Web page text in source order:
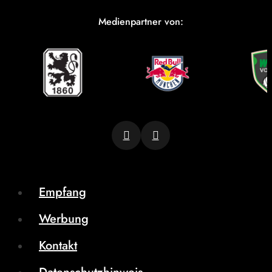
Medienpartner von:
Empfang
Werbung
Kontakt